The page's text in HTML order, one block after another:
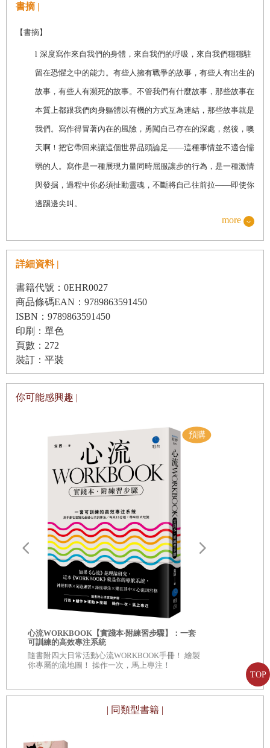
TOP
書摘 |
【書摘】
l 深度寫作來自我們的身體，來自我們的呼吸，來自我們穩穩駐
留在恐懼之中的能力。有些人擁有戰爭的故事，有些人有出生的
故事，有些人有瀕死的故事。不管我們有什麼故事，那些故事在
本質上都跟我們肉身軀體以有機的方式互為連結，那些故事就是
我們。寫作得冒著內在的風險，勇闖自己存在的深處，然後，噢
天啊！把它帶回來讓這個世界品頭論足——這種事情並不適合懦
弱的人。寫作是一種展現力量同時屈服讓步的行為，是一種激情
與發掘，過程中你必須扯動靈魂，不斷將自己往前拉——即使你
邊踢邊尖叫。
事跟自己身體的情緒觸媒。我們必須學習靜定不動。首先，我們
必須現身（be present）在自己的身體裡，學習讓心智安靜下
來，好讓那樣的寫作順利運作。如此一來，我們內在的故事就可
以被聽見。當周遭的世界崩潰瓦解，只有寫作會撐起我們，就像
全，團團包覆著我們。
more
詳細資料 |
書籍代號：0EHR0027
商品條碼EAN：9789863591450
ISBN：9789863591450
印刷：單色
頁數：272
裝訂：平裝
你可能感興趣 |
心流WORKBOOK【實踐本‧附練習步驟】：一套
可訓練的高效專注系統
隨書附四大日常活動心流WORKBOOK手冊！ 繪製
你專屬的流地圖！ 操作一次，馬上專注！
自己 ◎每章
看待自己、
| 同類型書籍 |